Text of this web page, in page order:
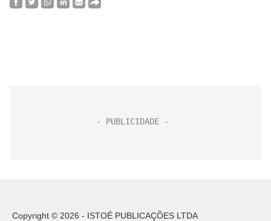
Copyright © 2026 - ISTOÉ PUBLICAÇÕES LTDA